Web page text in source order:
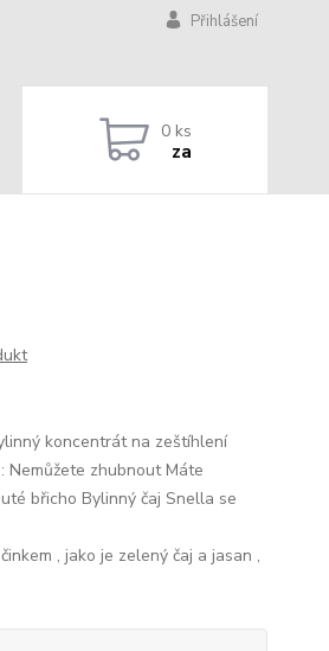
Přihlášení
0 ks
za
koncentrát na zeštíhlení
Nemůžete zhubnout Máte
břicho Bylinný čaj Snella se
, jako je zelený čaj a jasan ,